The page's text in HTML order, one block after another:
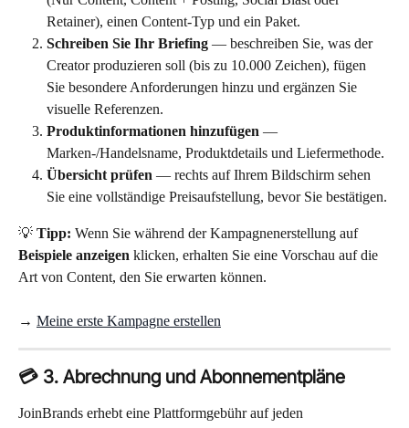
Retainer), einen Content-Typ und ein Paket.
Schreiben Sie Ihr Briefing — beschreiben Sie, was der
Creator produzieren soll (bis zu 10.000 Zeichen), fügen
Sie besondere Anforderungen hinzu und ergänzen Sie
visuelle Referenzen.
Produktinformationen hinzufügen —
Marken-/Handelsname, Produktdetails und Liefermethode.
Übersicht prüfen — rechts auf Ihrem Bildschirm sehen
Sie eine vollständige Preisaufstellung, bevor Sie bestätigen.
💡 Tipp: Wenn Sie während der Kampagnenerstellung auf
Beispiele anzeigen klicken, erhalten Sie eine Vorschau auf die
Art von Content, den Sie erwarten können.
→ Meine erste Kampagne erstellen
💳 3. Abrechnung und Abonnementpläne
JoinBrands erhebt eine Plattformgebühr auf jeden